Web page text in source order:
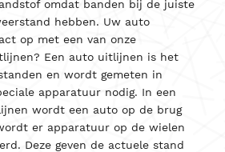
omdat banden bij de juiste
hebben. Uw auto
op met een van onze
Een auto uitlijnen is het
en wordt gemeten in
apparatuur nodig. In een
wordt een auto op de brug
er apparatuur op de wielen
Deze geven de actuele stand